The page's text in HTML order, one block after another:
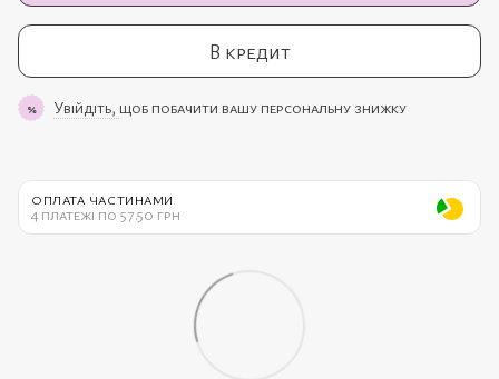
В кредит
% Увійдіть, щоб побачити вашу персональну знижку
ОПЛАТА ЧАСТИНАМИ
4 платежі по 57.50 грн